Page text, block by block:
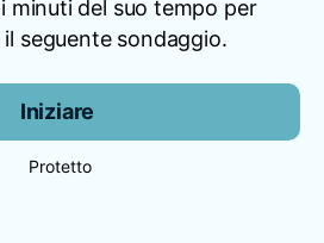
minuti del suo tempo per
seguente sondaggio.
Iniziare
Protetto